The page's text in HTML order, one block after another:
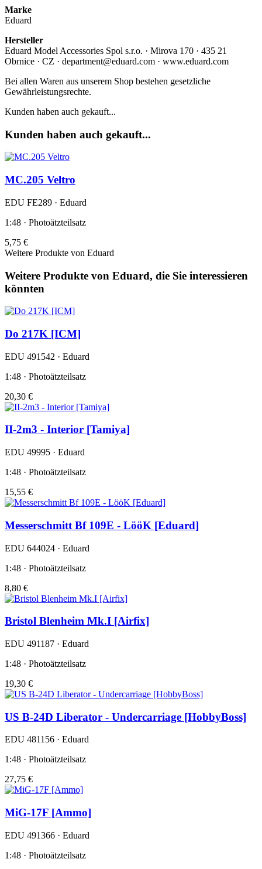
Marke
Eduard
Hersteller
Eduard Model Accessories Spol s.r.o. · Mirova 170 · 435 21
Obrnice · CZ · department@eduard.com · www.eduard.com
Bei allen Waren aus unserem Shop bestehen gesetzliche
Gewährleistungsrechte.
Kunden haben auch gekauft...
Kunden haben auch gekauft...
MC.205 Veltro
EDU FE289 · Eduard
1:48 · Photoätzteilsatz
5,75 €
Weitere Produkte von Eduard
Weitere Produkte von Eduard, die Sie interessieren
könnten
Do 217K [ICM]
EDU 491542 · Eduard
1:48 · Photoätzteilsatz
20,30 €
II-2m3 - Interior [Tamiya]
EDU 49995 · Eduard
1:48 · Photoätzteilsatz
15,55 €
Messerschmitt Bf 109E - LööK [Eduard]
EDU 644024 · Eduard
1:48 · Photoätzteilsatz
8,80 €
Bristol Blenheim Mk.I [Airfix]
EDU 491187 · Eduard
1:48 · Photoätzteilsatz
19,30 €
US B-24D Liberator - Undercarriage [HobbyBoss]
EDU 481156 · Eduard
1:48 · Photoätzteilsatz
27,75 €
MiG-17F [Ammo]
EDU 491366 · Eduard
1:48 · Photoätzteilsatz